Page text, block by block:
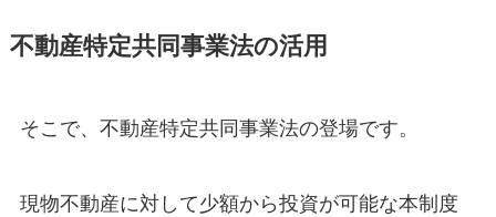
不動産特定共同事業法の活用
そこで、不動産特定共同事業法の登場です。
現物不動産に対して少額から投資が可能な本制度